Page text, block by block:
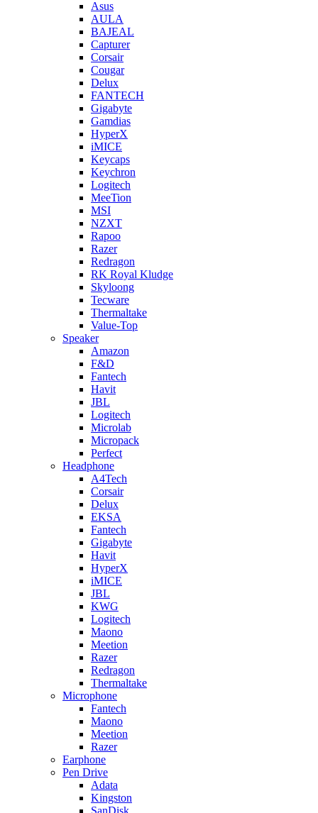
Asus
AULA
BAJEAL
Capturer
Corsair
Cougar
Delux
FANTECH
Gigabyte
Gamdias
HyperX
iMICE
Keycaps
Keychron
Logitech
MeeTion
MSI
NZXT
Rapoo
Razer
Redragon
RK Royal Kludge
Skyloong
Tecware
Thermaltake
Value-Top
Speaker
Amazon
F&D
Fantech
Havit
JBL
Logitech
Microlab
Micropack
Perfect
Headphone
A4Tech
Corsair
Delux
EKSA
Fantech
Gigabyte
Havit
HyperX
iMICE
JBL
KWG
Logitech
Maono
Meetion
Razer
Redragon
Thermaltake
Microphone
Fantech
Maono
Meetion
Razer
Earphone
Pen Drive
Adata
Kingston
SanDisk